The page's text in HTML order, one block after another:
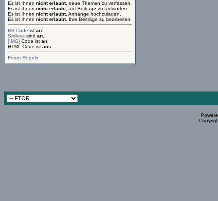
Es ist Ihnen nicht erlaubt, neue Themen zu verfassen.
Es ist Ihnen nicht erlaubt, auf Beiträge zu antworten.
Es ist Ihnen nicht erlaubt, Anhänge hochzuladen.
Es ist Ihnen nicht erlaubt, Ihre Beiträge zu bearbeiten.
BB-Code ist an
Smileys sind an
[IMG] Code ist an
HTML-Code ist aus
Foren-Regeln